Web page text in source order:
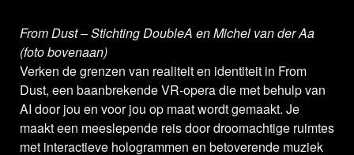
From Dust – Stichting DoubleA en Michel van der Aa
(foto bovenaan)
Verken de grenzen van realiteit en identiteit in From
Dust, een baanbrekende VR-opera die met behulp van
AI door jou en voor jou op maat wordt gemaakt. Je
maakt een meeslepende reis door droomachtige ruimtes
met interactieve hologrammen en betoverende muziek